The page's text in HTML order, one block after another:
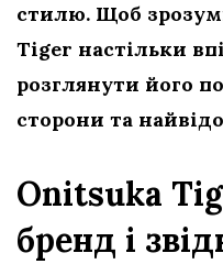
стилю. Щоб
Tiger настільки
розглянути його
сторони та
Onitsuka
бренд і